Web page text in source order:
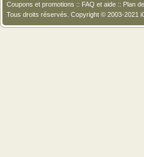
Coupons et promotions :: FAQ et aide :: Plan
Tous droits réservés. Copyright © 2003-2021